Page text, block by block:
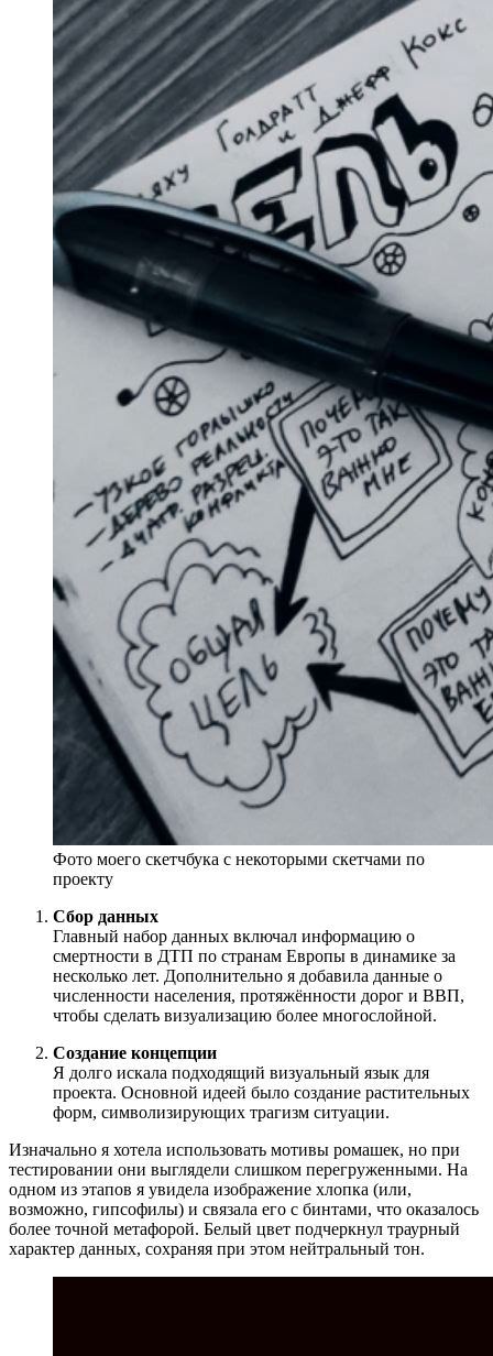
Фото моего скетчбука с некоторыми скетчами по
проекту
Сбор данных
Главный набор данных включал информацию о
смертности в ДТП по странам Европы в динамике за
несколько лет. Дополнительно я добавила данные о
численности населения, протяжённости дорог и ВВП,
чтобы сделать визуализацию более многослойной.
Создание концепции
Я долго искала подходящий визуальный язык для
проекта. Основной идеей было создание растительных
форм, символизирующих трагизм ситуации.
Изначально я хотела использовать мотивы ромашек, но при
тестировании они выглядели слишком перегруженными. На
одном из этапов я увидела изображение хлопка (или,
возможно, гипсофилы) и связала его с бинтами, что оказалось
более точной метафорой. Белый цвет подчеркнул траурный
характер данных, сохраняя при этом нейтральный тон.